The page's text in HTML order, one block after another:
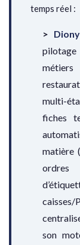
temps réel :
multi-
fiches
matière
ordres
caisses/
son